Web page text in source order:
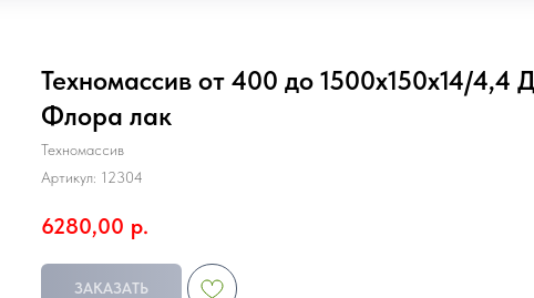
НазадТехномассив от 400 до 1500х150х14/4,4
Флора лак
Техномассив
Артикул: 12304
6280,00 р.
ЗАКАЗАТЬ